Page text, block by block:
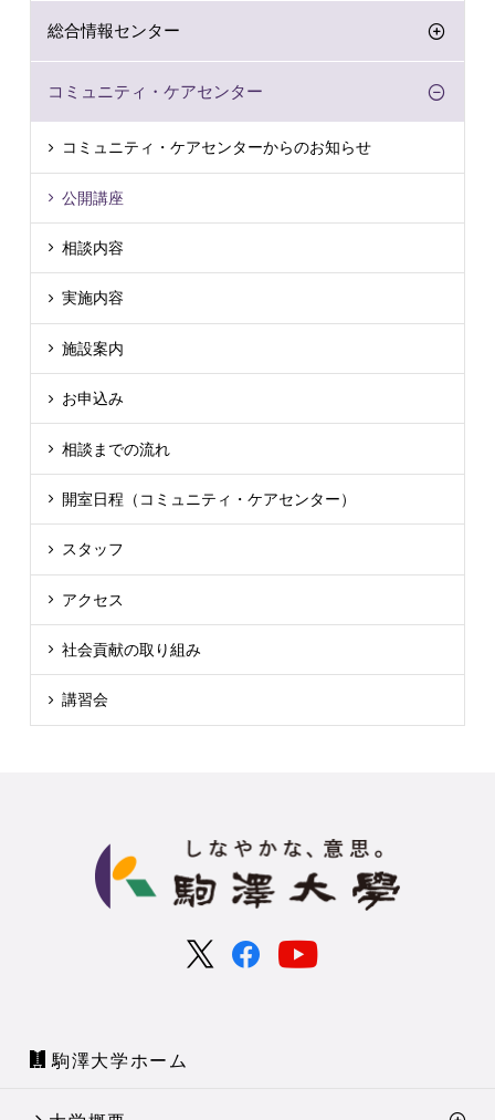
総合情報センター
コミュニティ・ケアセンター
コミュニティ・ケアセンターからのお知らせ
公開講座
相談内容
実施内容
施設案内
お申込み
相談までの流れ
開室日程（コミュニティ・ケアセンター）
スタッフ
アクセス
社会貢献の取り組み
講習会
駒澤大学ホーム